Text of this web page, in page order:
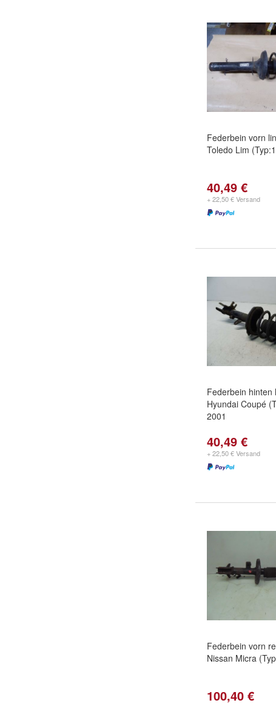
Federbein vorn
Toledo Lim
40,49 €
+ 22,50 € Versand
Federbein hinten
Hyundai Coupé
2001
40,49 €
+ 22,50 € Versand
Federbein vorn
Nissan Micra
100,40 €